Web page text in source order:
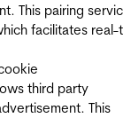
This pairing
facilitates real-
third party
This